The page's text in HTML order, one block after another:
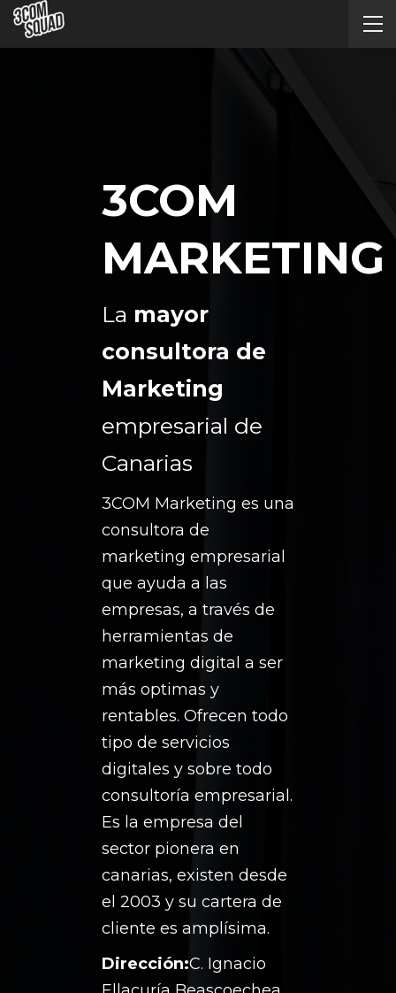
3COM
MARKETING
La mayor
consultora de
Marketing
empresarial de
Canarias
3COM Marketing es una
consultora de
marketing empresarial
que ayuda a las
empresas, a través de
herramientas de
marketing digital a ser
más optimas y
rentables. Ofrecen todo
tipo de servicios
digitales y sobre todo
consultoría empresarial.
Es la empresa del
sector pionera en
canarias, existen desde
el 2003 y su cartera de
cliente es amplísima.
Dirección:C. Ignacio